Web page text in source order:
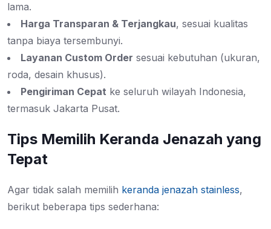
lama.
Harga Transparan & Terjangkau, sesuai kualitas
tanpa biaya tersembunyi.
Layanan Custom Order sesuai kebutuhan (ukuran,
roda, desain khusus).
Pengiriman Cepat ke seluruh wilayah Indonesia,
termasuk Jakarta Pusat.
Tips Memilih Keranda Jenazah yang
Tepat
Agar tidak salah memilih keranda jenazah stainless,
berikut beberapa tips sederhana: